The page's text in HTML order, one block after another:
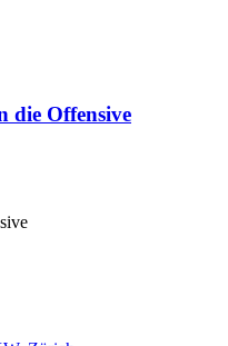
die Offensive